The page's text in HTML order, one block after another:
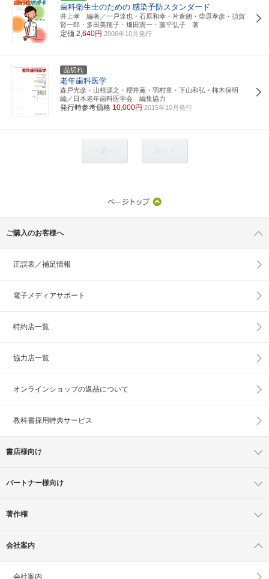
歯科衛生士のための 感染予防スタンダード
井上孝 編著／一戸達也・石原和幸・片倉朗・柴原孝彦・須賀
賢一郎・多田美穂子・畑田憲一・藤平弘子 著
定価 2,640円 2006年10月発行
品切れ
老年歯科医学
森戸光彦・山根源之・櫻井薫・羽村章・下山和弘・柿木保明
編／日本老年歯科医学会 編集協力
発行時参考価格 10,000円 2015年10月発行
ご購入のお客様へ
正誤表／補足情報
電子メディアサポート
特約店一覧
協力店一覧
オンラインショップの返品について
教科書採用特典サービス
書店様向け
パートナー様向け
著作権
会社案内
会社案内